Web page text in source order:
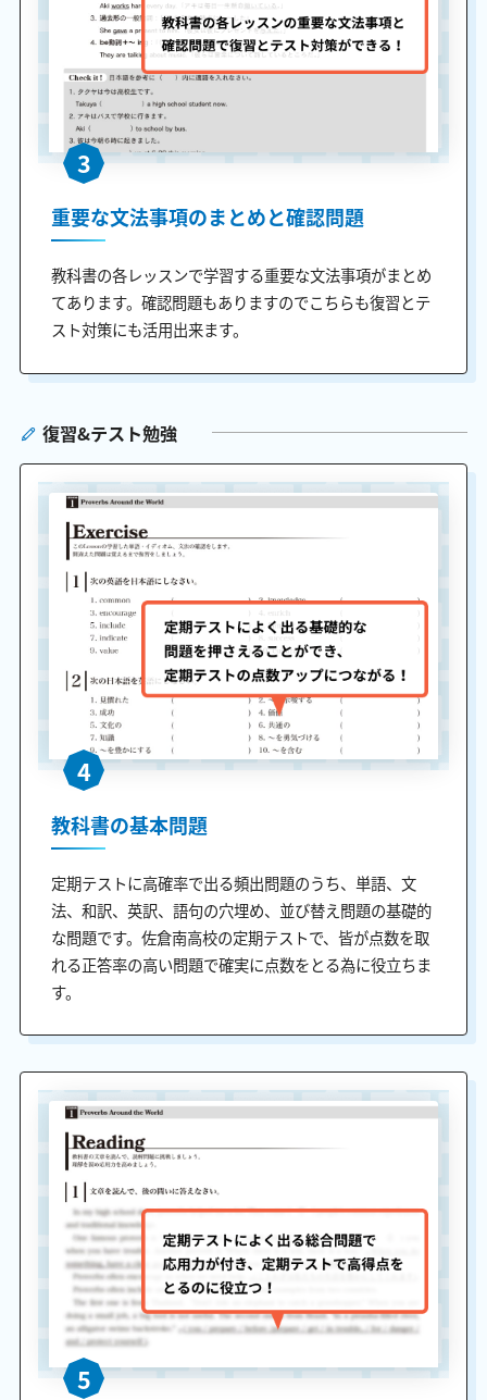
3
重要な文法事項のまとめと確認問題
教科書の各レッスンで学習する重要な文法事項がまとめ
てあります。確認問題もありますのでこちらも復習とテ
スト対策にも活用出来ます。
復習&テスト勉強
4
教科書の基本問題
定期テストに高確率で出る頻出問題のうち、単語、文
法、和訳、英訳、語句の穴埋め、並び替え問題の基礎的
な問題です。佐倉南高校の定期テストで、皆が点数を取
れる正答率の高い問題で確実に点数をとる為に役立ちま
す。
5